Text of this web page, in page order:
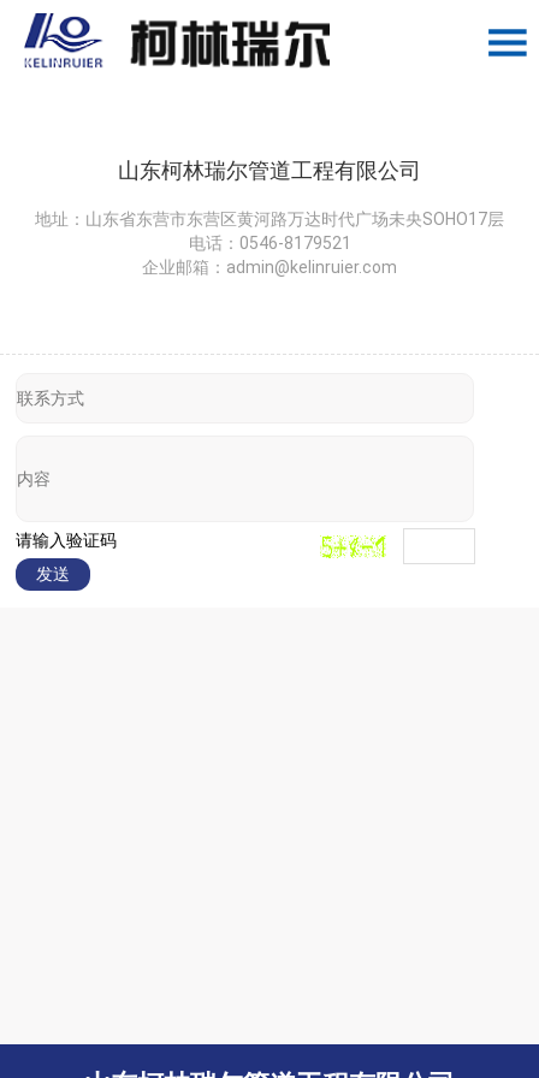
山东柯林瑞尔管道工程有限公司
地址：山东省东营市东营区黄河路万达时代广场未央SOHO17层
电话：0546-8179521
企业邮箱： admin@kelinruier.com
请输入验证码